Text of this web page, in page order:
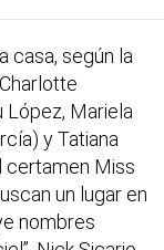
casa, según la
López, Mariela
y Tatiana
certamen Miss
un lugar en
nombres